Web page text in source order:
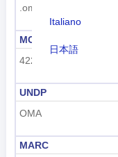
Italiano
日本語
tiếng Việt
.om
MCC
422
UNDP
OMA
MARC